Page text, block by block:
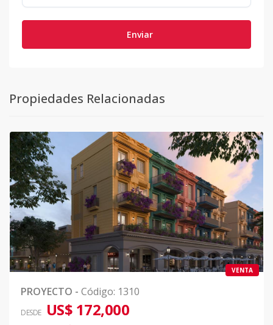
Enviar
Propiedades Relacionadas
VENTA
PROYECTO - Código: 1310
DESDE US$ 172,000